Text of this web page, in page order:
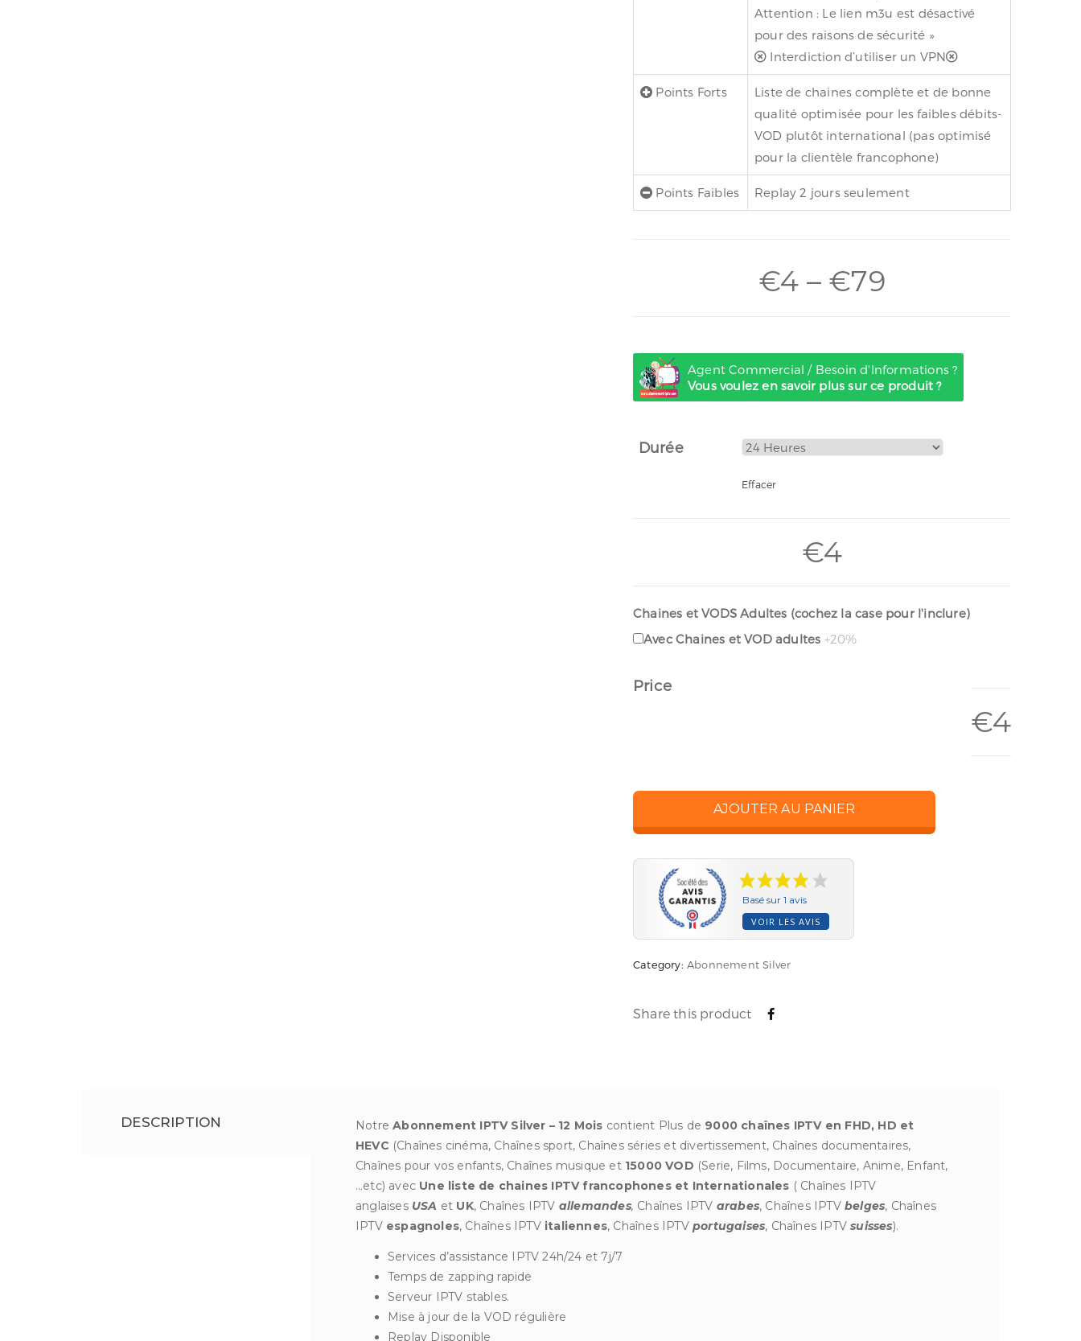
Attention : Le lien m3u est désactivé
pour des raisons de sécurité »
Interdiction d’utiliser un VPN
Points Forts
Liste de chaines complète et de bonne
qualité optimisée pour les faibles débits-
VOD plutôt international (pas optimisé
pour la clientèle francophone)
Points Faibles Replay 2 jours seulement
€4 – €79
Agent Commercial / Besoin d'Informations ?
Vous voulez en savoir plus sur ce produit ?
Durée
Effacer
€4
Chaines et VODS Adultes (cochez la case pour l'inclure)
Avec Chaines et VOD adultes +20%
Price
€4
AJOUTER AU PANIER
Basé sur 1 avis
VOIR LES AVIS
Category: Abonnement Silver
Share this product
DESCRIPTION NotreAbonnement IPTV Silver – 12 Mois contient Plus de 9000 chaînes IPTV en FHD, HD et
HEVC (Chaînes cinéma, Chaînes sport, Chaînes séries et divertissement, Chaînes documentaires,
Chaînes pour vos enfants, Chaînes musique et 15000 VOD (Serie, Films, Documentaire, Anime, Enfant,
…etc) avec Une liste de chaines IPTV francophones et Internationales ( Chaînes IPTV
anglaises USA et UK, Chaînes IPTV allemandes, Chaînes IPTV arabes, Chaînes IPTVbelges, Chaînes
IPTV espagnoles, Chaînes IPTV italiennes, Chaînes IPTV portugaises, Chaînes IPTVsuisses).
Services d’assistance IPTV 24h/24 et 7j/7
Temps de zapping rapide
Serveur IPTV stables.
Mise à jour de la VOD régulière
Replay Disponible